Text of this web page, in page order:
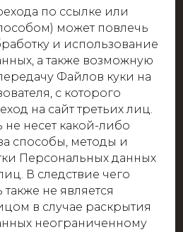
по ссылке или
может повлечь
и использование
а также возможную
Файлов куки на
с которого
на сайт третьих лиц.
не несет какой-либо
способы, методы и
Персональных данных
В следствие чего
не является
в случае раскрытия
неограниченному